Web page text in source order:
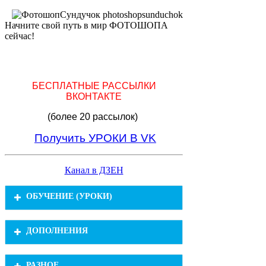
Начните свой путь в мир ФОТОШОПА
сейчас!
БЕСПЛАТНЫЕ РАССЫЛКИ
ВКОНТАКТЕ
(более 20 рассылок)
Получить УРОКИ В VK
Канал в ДЗЕН
ОБУЧЕНИЕ (УРОКИ)
(836)
Видеоуроки (963)
Уроки фотошопа коллажи (197)
ДОПОЛНЕНИЯ